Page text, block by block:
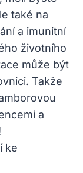
také na
a imunitní
životního
může být
Takže
a